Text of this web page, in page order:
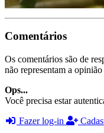
Comentários
Os comentários são de
não representam a opinião
Ops...
Você precisa estar
Fazer log-in